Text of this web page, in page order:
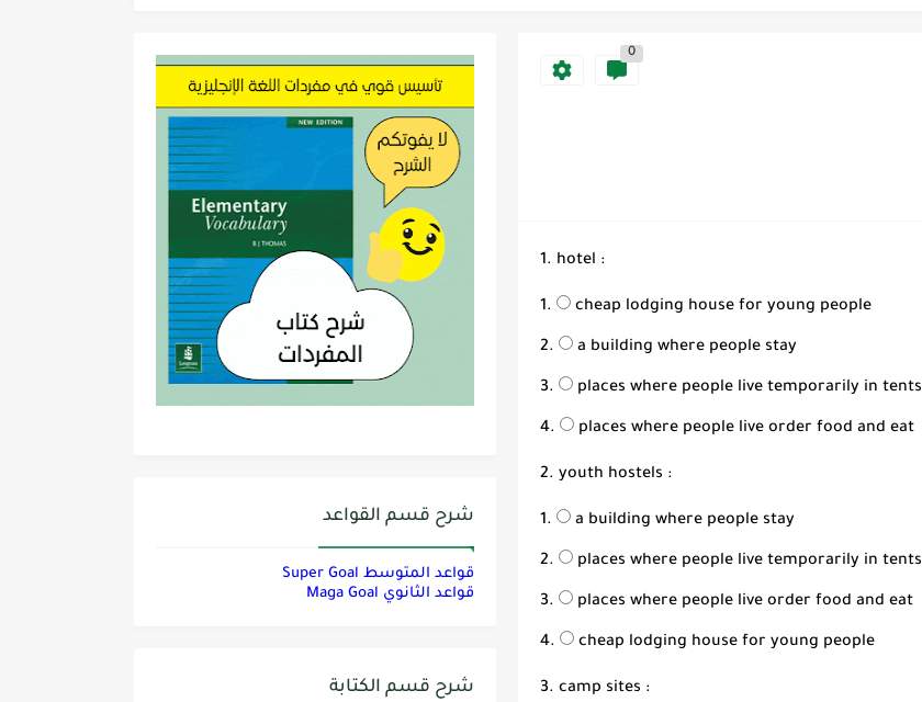
0
1. hotel :
cheap lodging house for young people
a building where people stay
places where people live temporarily in tents
places where people live order food and eat
2. youth hostels :
a building where people stay
places where people live temporarily in tents
places where people live order food and eat
cheap lodging house for young people
3. camp sites :
شرح قسم القواعد
قواعد المتوسط Super Goal
قواعد الثانوي Maga Goal
شرح قسم الكتابة